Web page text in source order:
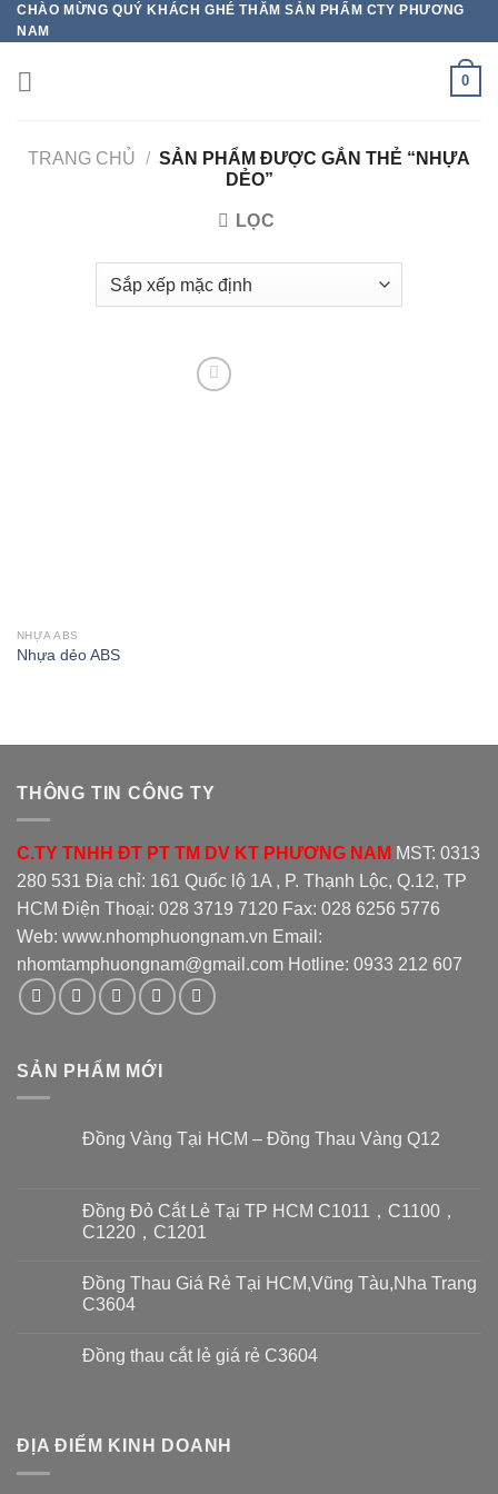
Chuyển
đến
nội
dung
CHÀO MỪNG QUÝ KHÁCH GHÉ THĂM SẢN PHẨM CTY PHƯƠNG
NAM
0
TRANG CHỦ / SẢN PHẨM ĐƯỢC GẮN THẺ “NHỰA
DẺO”
LỌC
NHỰA ABS
Nhựa dẻo ABS
THÔNG TIN CÔNG TY
C.TY TNHH ĐT PT TM DV KT PHƯƠNG NAM MST: 0313
280 531 Địa chỉ: 161 Quốc lộ 1A , P. Thạnh Lộc, Q.12, TP
HCM Điện Thoại: 028 3719 7120 Fax: 028 6256 5776
Web: www.nhomphuongnam.vn Email:
nhomtamphuongnam@gmail.com Hotline: 0933 212 607
SẢN PHẨM MỚI
Đồng Vàng Tại HCM – Đồng Thau Vàng Q12
Đồng Đỏ Cắt Lẻ Tại TP HCM C1011，C1100，
C1220，C1201
Đồng Thau Giá Rẻ Tại HCM,Vũng Tàu,Nha Trang
C3604
Đồng thau cắt lẻ giá rẻ C3604
ĐỊA ĐIỂM KINH DOANH